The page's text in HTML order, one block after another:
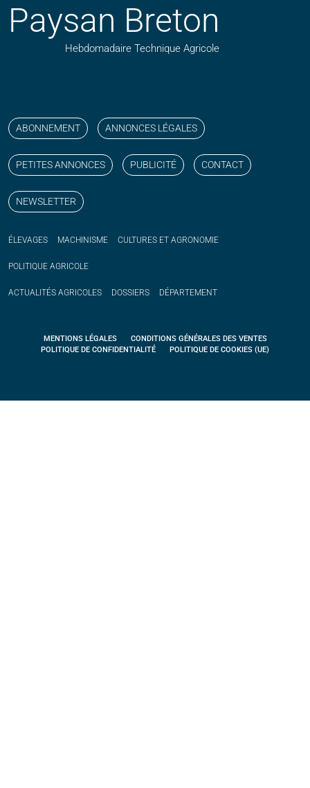
Paysan Breton
Hebdomadaire Technique Agricole
ABONNEMENT ANNONCES LÉGALES
PETITES ANNONCES PUBLICITÉ CONTACT
NEWSLETTER
ÉLEVAGES MACHINISME CULTURES ET AGRONOMIE
POLITIQUE AGRICOLE
ACTUALITÉS AGRICOLES DOSSIERS DÉPARTEMENT
MENTIONS LÉGALES
CONDITIONS GÉNÉRALES DES VENTES
POLITIQUE DE CONFIDENTIALITÉ
POLITIQUE DE COOKIES (UE)